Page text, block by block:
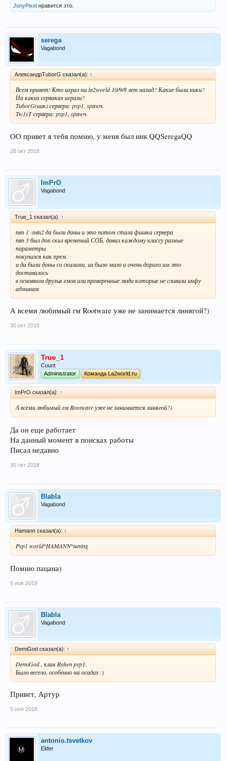
JonyPixel нравится это.
serega
Vagabond
АлександрTuborG сказал(а): ↑
Всем привет! Кто играл на la2world 10/9/8 лет назад? Какие были ники?
На каких серваках играли?
Tu6orG(ник) сервера: pvp1, spawn.
Tw1sT сервера: pvp1, spawn.
ОО привет я тебя помню, у меня был ник QQSeregaQQ
28 окт 2018
ImPrO
Vagabond
True_1 сказал(а): ↑
пвп 1 -пвп2 да были доны и это потом стала фишка сервера
пвп 3 был доп скил временый СОБ, давал каждому классу разные
параметры
покупался как прем.
и да были доны со скилами, их было мало и очень дорого им это
доставалось
в основном друзья гмов или проверенные люди которые не сливали инфу
админам
А всеми любимый гм Rootware уже не занимается линягой?)
30 окт 2018
True_1
Count
Administrator
Команда La2world.ru
ImPrO сказал(а): ↑
А всеми любимый гм Rootware уже не занимается линягой?)
Да он еще работает
На данный момент в поисках работы
Писал недавно
30 окт 2018
Blabla
Vagabond
Hamann сказал(а): ↑
Pvp1 world^HAMANN^tuning
Помню пацана)
5 ноя 2018
Blabla
Vagabond
DemiGod сказал(а): ↑
DemiGod , клан Rohen pvp1.
Было весело, особенно на осадах :)
Привет, Артур
5 ноя 2018
antonio.tsvetkov
Elder